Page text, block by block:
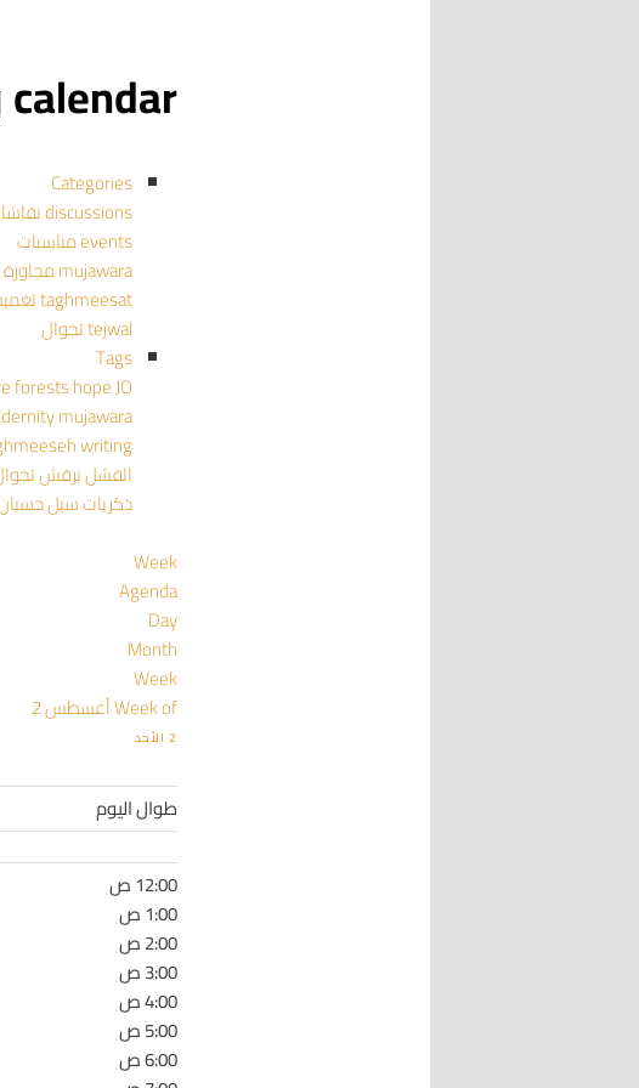
calendar رزنامة
Categories
discussions نقاشات
events مناسبات
mujawara مجاورة
taghmeesat تغميسات
tejwal تجوال
Tags
forestshopeJO
mujawara
writing
الفشلبرقش
ذكرياتسيل
Week
Agenda
Day
Month
Week
Week of أغسطس 2
2 الأحد
طوال اليوم
12:00 ص
1:00 ص
2:00 ص
3:00 ص
4:00 ص
5:00 ص
6:00 ص